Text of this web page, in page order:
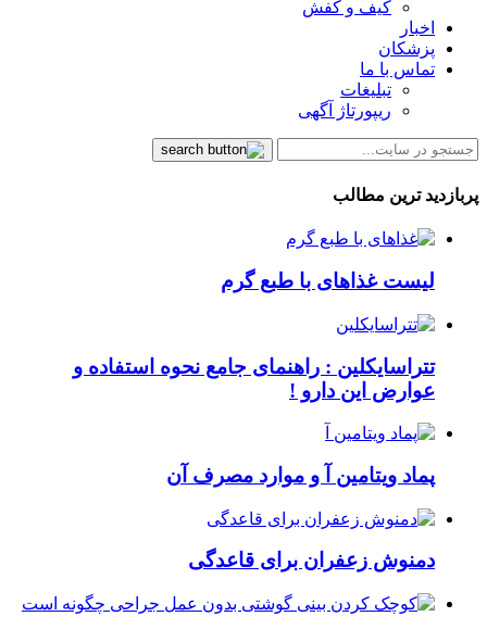
کیف و کفش
اخبار
پزشکان
تماس با ما
تبلیغات
ریپورتاژ آگهی
پربازدید ترین مطالب
لیست غذاهای با طبع گرم
تتراسایکلین : راهنمای جامع نحوه استفاده و
عوارض این دارو !
پماد ویتامین آ و موارد مصرف آن
دمنوش زعفران برای قاعدگی